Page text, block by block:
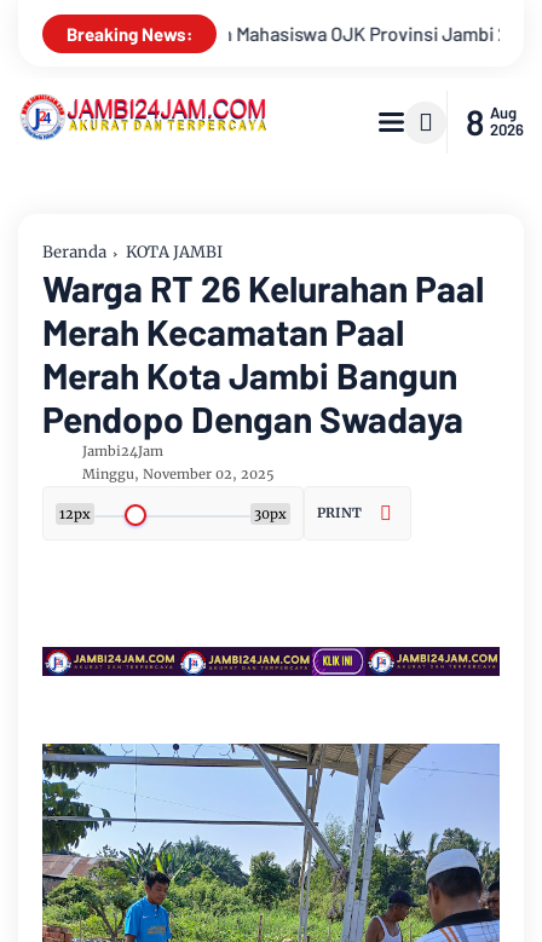
Breaking News:
Unjuk Kreativitas di Taman Banjuran Budayo, Spontaneus
8 Aug
2026
Beranda KOTA JAMBI
Warga RT 26 Kelurahan Paal
Merah Kecamatan Paal
Merah Kota Jambi Bangun
Pendopo Dengan Swadaya
Jambi24Jam
Minggu, November 02, 2025
12px 30px PRINT